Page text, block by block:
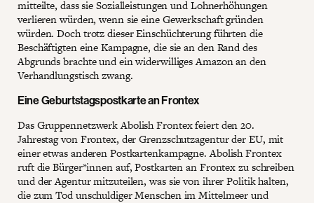
mitteilte, dass sie Sozialleistungen und Lohnerhöhungen
verlieren würden, wenn sie eine Gewerkschaft gründen
würden. Doch trotz dieser Einschüchterung führten die
Beschäftigten eine Kampagne, die sie an den Rand des
Abgrunds brachte und ein widerwilliges Amazon an den
Verhandlungstisch zwang.
Eine Geburtstagspostkarte an Frontex
Das Gruppennetzwerk Abolish Frontex feiert den 20.
Jahrestag von Frontex, der Grenzschutzagentur der EU, mit
einer etwas anderen Postkartenkampagne. Abolish Frontex
ruft die Bürger*innen auf, Postkarten an Frontex zu schreiben
und der Agentur mitzuteilen, was sie von ihrer Politik halten,
die zum Tod unschuldiger Menschen im Mittelmeer und